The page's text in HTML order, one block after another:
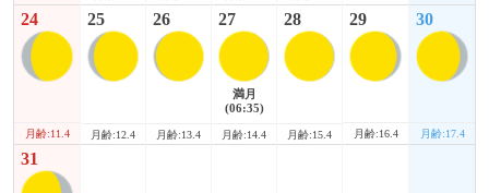
24
月齢:11.4
25
月齢:12.4
26
月齢:13.4
27
満月
(06:35)
月齢:14.4
28
月齢:15.4
29
月齢:16.4
30
月齢:17.4
31